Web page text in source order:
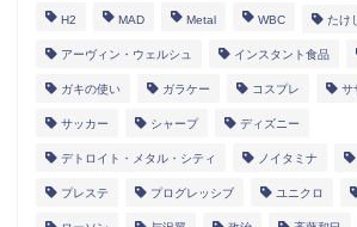
H2 MAD Metal WBC たけ
アーヴィン・ウェルシュ インスタント食品
ガキの使い ガラケー コスプレ サ
サッカー シャープ ディズニー
デトロイト・メタル・シティ ノイタミナ
プレステ プログレッシブ ユニクロ